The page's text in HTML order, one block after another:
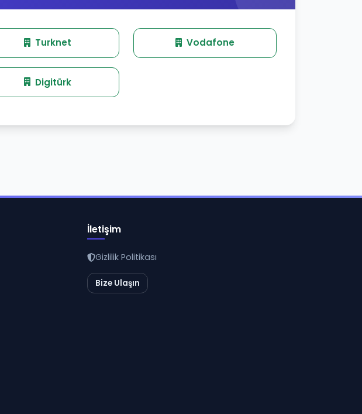
Turknet Vodafone
Digitürk
İletişim
Gizlilik Politikası
Bize Ulaşın